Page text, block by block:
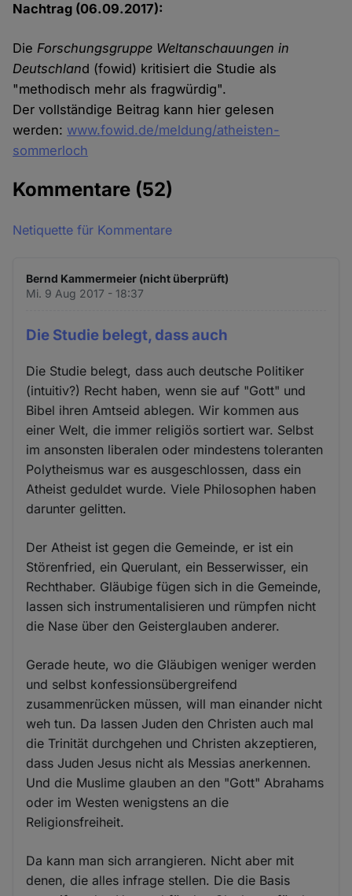
Nachtrag (06.09.2017):
DieForschungsgruppe Weltanschauungen in
Deutschland (fowid) kritisiert die Studie als
"methodisch mehr als fragwürdig".
Der vollständige Beitrag kann hier gelesen
werden: www.fowid.de/meldung/atheisten-
sommerloch
Kommentare (52)
Netiquette für Kommentare
Bernd Kammermeier (nicht überprüft)
Mi. 9 Aug 2017 - 18:37
Die Studie belegt, dass auch
Die Studie belegt, dass auch deutsche Politiker
(intuitiv?) Recht haben, wenn sie auf "Gott" und
Bibel ihren Amtseid ablegen. Wir kommen aus
einer Welt, die immer religiös sortiert war. Selbst
im ansonsten liberalen oder mindestens toleranten
Polytheismus war es ausgeschlossen, dass ein
Atheist geduldet wurde. Viele Philosophen haben
darunter gelitten.
Der Atheist ist gegen die Gemeinde, er ist ein
Störenfried, ein Querulant, ein Besserwisser, ein
Rechthaber. Gläubige fügen sich in die Gemeinde,
lassen sich instrumentalisieren und rümpfen nicht
die Nase über den Geisterglauben anderer.
Gerade heute, wo die Gläubigen weniger werden
und selbst konfessionsübergreifend
zusammenrücken müssen, will man einander nicht
weh tun. Da lassen Juden den Christen auch mal
die Trinität durchgehen und Christen akzeptieren,
dass Juden Jesus nicht als Messias anerkennen.
Und die Muslime glauben an den "Gott" Abrahams
oder im Westen wenigstens an die
Religionsfreiheit.
Da kann man sich arrangieren. Nicht aber mit
denen, die alles infrage stellen. Die die Basis